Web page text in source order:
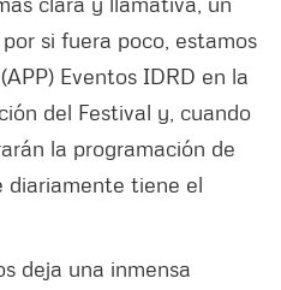
si fuera poco, estamos
Eventos IDRD en la
del Festival y, cuando
la programación de
diariamente tiene el
deja una inmensa